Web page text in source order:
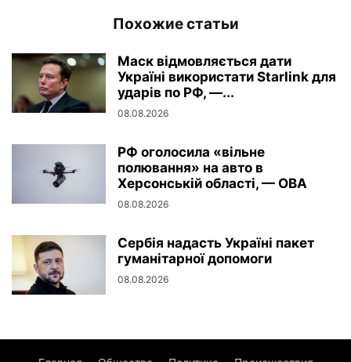
Похожие статьи
Маск відмовляється дати
Україні використати Starlink для
ударів по РФ, —...
08.08.2026
РФ оголосила «вільне
полювання» на авто в
Херсонській області, — ОВА
08.08.2026
Сербія надасть Україні пакет
гуманітарної допомоги
08.08.2026